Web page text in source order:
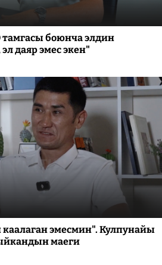
боюнча элдин
даяр эмес экен"
эмесмин". Кулпунайы
маеги